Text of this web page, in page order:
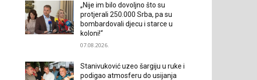
„Nije im bilo dovoljno što su
protjerali 250.000 Srba, pa su
bombardovali djecu i starce u
koloni!“
07.08.2026.
Stanivuković uzeo šargiju u ruke i
podigao atmosferu do usijanja